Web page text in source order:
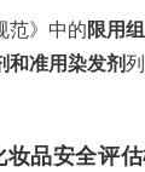
范》中的限用
和准用染发剂
品安全评